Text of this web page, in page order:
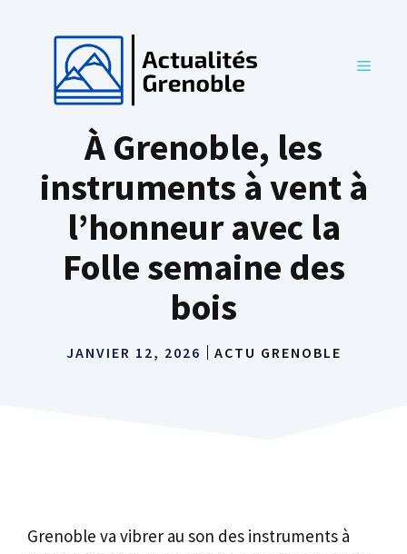
MENU
À Grenoble, les
instruments à vent à
l’honneur avec la
Folle semaine des
bois
JANVIER 12, 2026 ACTU GRENOBLE
Grenoble va vibrer au son des instruments à